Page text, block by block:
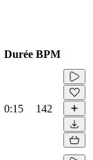
Durée BPM
0:15 142